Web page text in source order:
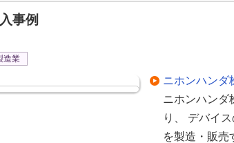
事例
造業
ニホンハンダ
ニホンハンダ
り、 デバイ
を製造・販売